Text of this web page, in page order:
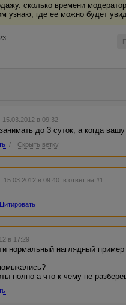
сколько времени
узнаю, где ее можно будет
в 09:32
до 3 суток, а когда
/ Скрыть ветку
15.03.2012 в 09:40 в ответ на #1
Цитировать
в 17:29
нормальный наглядный
полно а что к чему не